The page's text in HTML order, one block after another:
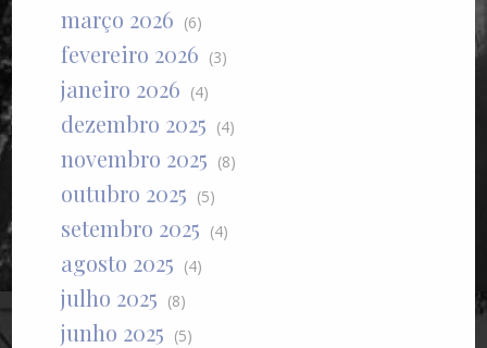
março 2026 (6)
fevereiro 2026 (3)
janeiro 2026 (4)
dezembro 2025 (4)
novembro 2025 (8)
outubro 2025 (5)
setembro 2025 (4)
agosto 2025 (4)
julho 2025 (8)
junho 2025 (5)